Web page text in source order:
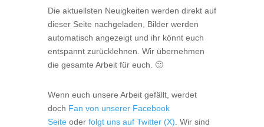
Die aktuellsten Neuigkeiten werden direkt auf
dieser Seite nachgeladen, Bilder werden
automatisch angezeigt und ihr könnt euch
entspannt zurücklehnen. Wir übernehmen
die gesamte Arbeit für euch. 🙂
Wenn euch unsere Arbeit gefällt, werdet
doch Fan von unserer Facebook
Seiteoder folgt uns auf Twitter (X) . Wir sind